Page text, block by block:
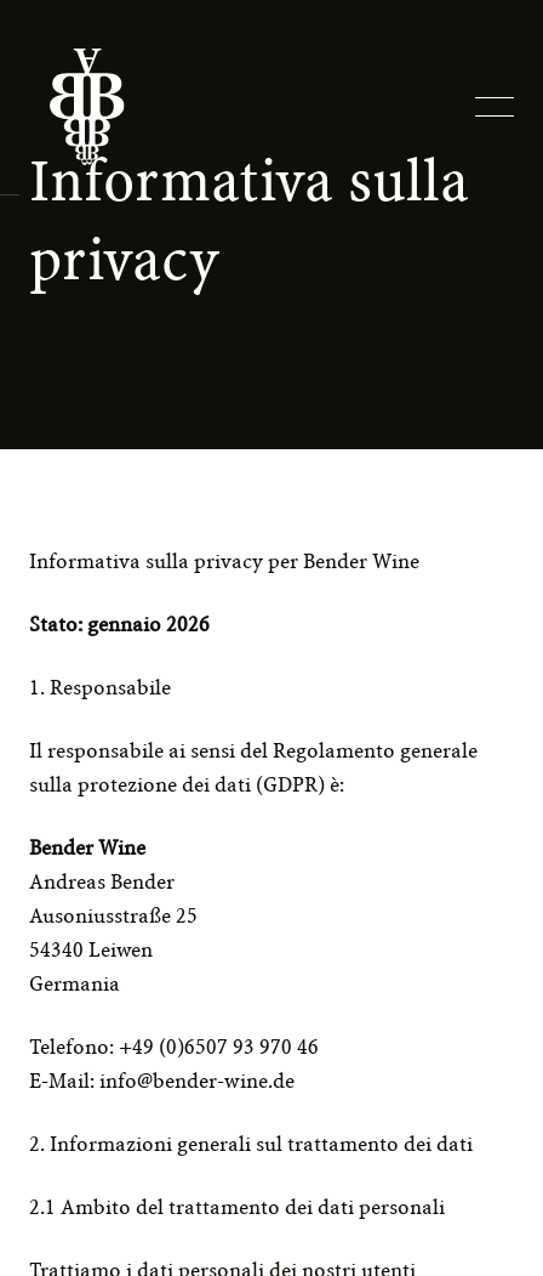
Informativa sulla
privacy
Informativa sulla privacy per Bender Wine
Stato: gennaio 2026
1. Responsabile
Il responsabile ai sensi del Regolamento generale
sulla protezione dei dati (GDPR) è:
Bender Wine
Andreas Bender
Ausoniusstraße 25
54340 Leiwen
Germania
Telefono: +49 (0)6507 93 970 46
E-Mail: info@bender-wine.de
2. Informazioni generali sul trattamento dei dati
2.1 Ambito del trattamento dei dati personali